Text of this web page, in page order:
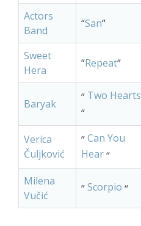
Actors
Band
“San“
Sweet
Hera
“Repeat“
Baryak
” Two Hearts
“
Verica
Čuljković
”Can You
Hear“
Milena
Vučić
”Scorpio “